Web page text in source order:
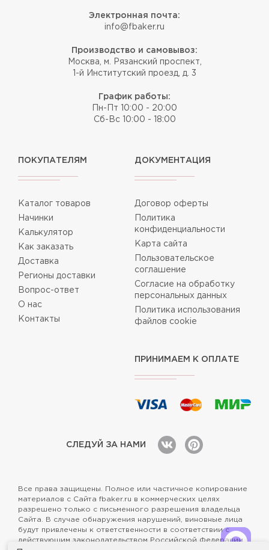
Электронная почта:
info@fbaker.ru
Производство и самовывоз:
Москва, м. Рязанский проспект,
1-й Институтский проезд, д. 3
График работы:
Пн-Пт 10:00 - 20:00
Сб-Вс 10:00 - 18:00
ПОКУПАТЕЛЯМ
Каталог товаров
Начинки
Калькулятор
Как заказать
Доставка
Регионы доставки
Вопрос-ответ
О нас
Контакты
ДОКУМЕНТАЦИЯ
Договор оферты
Политика
конфиденциальности
Карта сайта
Пользовательское
соглашение
Согласие на обработку
персональных данных
Политика использования
файлов cookie
ПРИНИМАЕМ К ОПЛАТЕ
СЛЕДУЙ ЗА НАМИ
Все права защищены. Полное или частичное копирование
материалов с Сайта fbaker.ru в коммерческих целях
разрешено только с письменного разрешения владельца
Сайта. В случае обнаружения нарушений, виновные лица
будут привлечены к ответственности в соответствии с
действующим законодательством Российской Федерации.